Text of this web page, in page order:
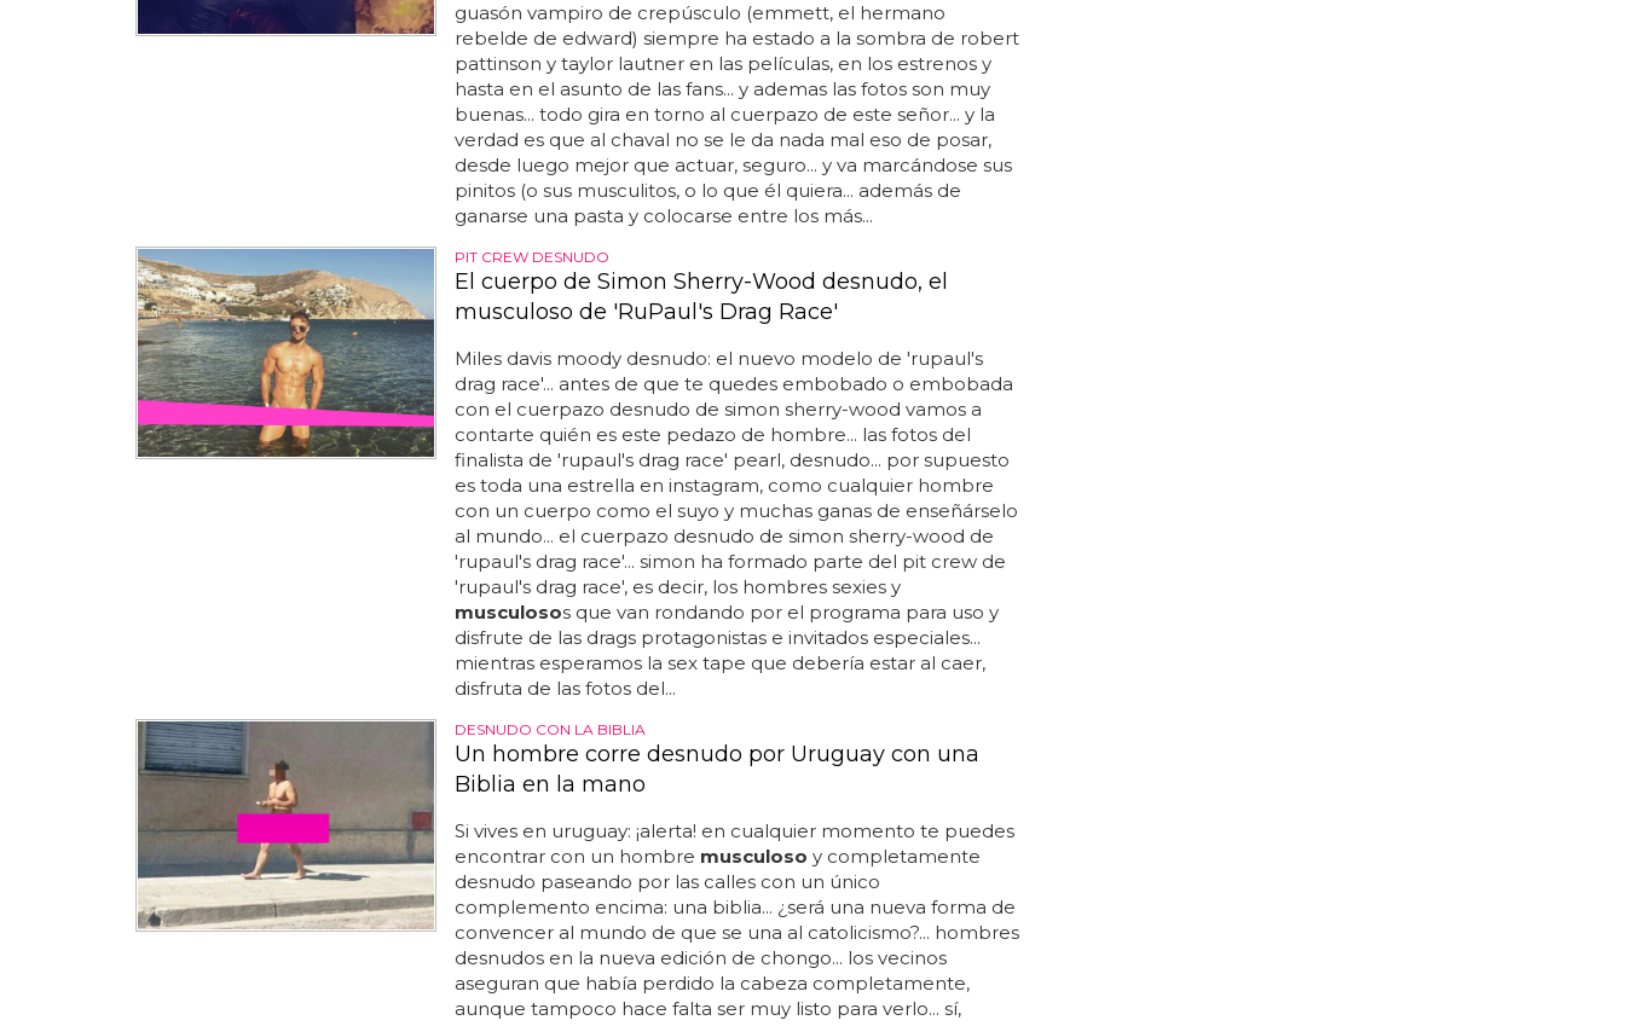
guasón vampiro de crepúsculo (emmett, el hermano
rebelde de edward) siempre ha estado a la sombra de robert
pattinson y taylor lautner en las películas, en los estrenos y
hasta en el asunto de las fans... y ademas las fotos son muy
buenas... todo gira en torno al cuerpazo de este señor... y la
verdad es que al chaval no se le da nada mal eso de posar,
desde luego mejor que actuar, seguro... y va marcándose sus
pinitos (o sus musculitos, o lo que él quiera... además de
ganarse una pasta y colocarse entre los más...
PIT CREW DESNUDO
El cuerpo de Simon Sherry-Wood desnudo, el
musculoso de 'RuPaul's Drag Race'
Miles davis moody desnudo: el nuevo modelo de 'rupaul's
drag race'... antes de que te quedes embobado o embobada
con el cuerpazo desnudo de simon sherry-wood vamos a
contarte quién es este pedazo de hombre... las fotos del
finalista de 'rupaul's drag race' pearl, desnudo... por supuesto
es toda una estrella en instagram, como cualquier hombre
con un cuerpo como el suyo y muchas ganas de enseñárselo
al mundo... el cuerpazo desnudo de simon sherry-wood de
'rupaul's drag race'... simon ha formado parte del pit crew de
'rupaul's drag race', es decir, los hombres sexies y
musculosos que van rondando por el programa para uso y
disfrute de las drags protagonistas e invitados especiales...
mientras esperamos la sex tape que debería estar al caer,
disfruta de las fotos del...
DESNUDO CON LA BIBLIA
Un hombre corre desnudo por Uruguay con una
Biblia en la mano
Si vives en uruguay: ¡alerta! en cualquier momento te puedes
encontrar con un hombre musculoso y completamente
desnudo paseando por las calles con un único
complemento encima: una biblia... ¿será una nueva forma de
convencer al mundo de que se una al catolicismo?... hombres
desnudos en la nueva edición de chongo... los vecinos
aseguran que había perdido la cabeza completamente,
aunque tampoco hace falta ser muy listo para verlo... sí,